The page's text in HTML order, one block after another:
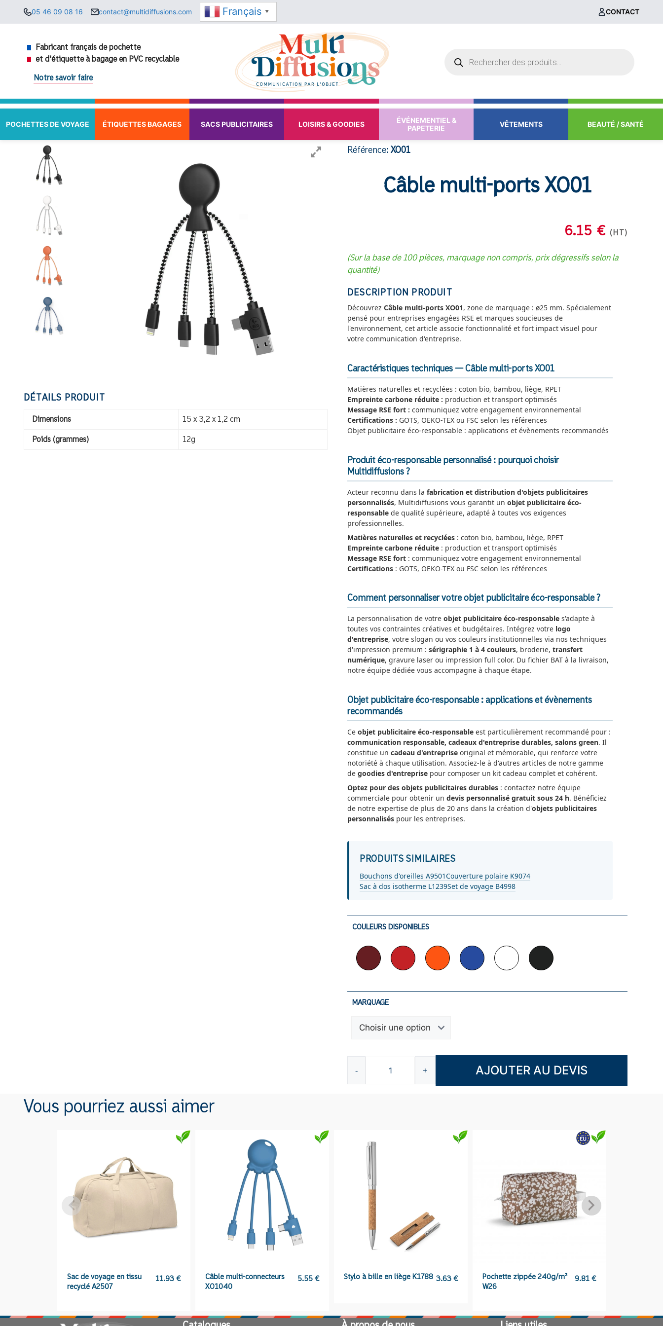
05 46 09 08 16 contact@multidiffusions.com Français ▼ CONTACT
Fabricant français de pochette
et d'étiquette à bagage en PVC recyclable
Notre savoir faire
produits
POCHETTES DE VOYAGE ÉTIQUETTES BAGAGES SACS PUBLICITAIRES LOISIRS & GOODIES
ÉVÉNEMENTIEL &
PAPETERIE
VÊTEMENTS BEAUTÉ / SANTÉ
DÉTAILS PRODUIT
Dimensions 15 x 3,2 x 1,2 cm
Poids (grammes) 12g
Référence: XO01
Câble multi-ports XO01
6.15 € (HT)
(Sur la base de 100 pièces, marquage non compris, prix dégressifs selon la
quantité)
DESCRIPTION PRODUIT
Découvrez Câble multi-ports XO01, zone de marquage : ø25 mm. Spécialement
pensé pour entreprises engagées RSE et marques soucieuses de
l'environnement, cet article associe fonctionnalité et fort impact visuel pour
votre communication d'entreprise.
Caractéristiques techniques — Câble multi-ports XO01
Matières naturelles et recyclées : coton bio, bambou, liège, RPET
Empreinte carbone réduite : production et transport optimisés
Message RSE fort : communiquez votre engagement environnemental
Certifications : GOTS, OEKO-TEX ou FSC selon les références
Objet publicitaire éco-responsable : applications et évènements recommandés
Produit éco-responsable personnalisé : pourquoi choisir
Multidiffusions ?
Acteur reconnu dans la fabrication et distribution d'objets publicitaires
personnalisés, Multidiffusions vous garantit un objet publicitaire éco-
responsable de qualité supérieure, adapté à toutes vos exigences
professionnelles.
Matières naturelles et recyclées : coton bio, bambou, liège, RPET
Empreinte carbone réduite : production et transport optimisés
Message RSE fort : communiquez votre engagement environnemental
Certifications : GOTS, OEKO-TEX ou FSC selon les références
Comment personnaliser votre objet publicitaire éco-responsable ?
La personnalisation de votre objet publicitaire éco-responsable s'adapte à
toutes vos contraintes créatives et budgétaires. Intégrez votre logo
d'entreprise, votre slogan ou vos couleurs institutionnelles via nos techniques
d'impression premium : sérigraphie 1 à 4 couleurs, broderie, transfert
numérique, gravure laser ou impression full color. Du fichier BAT à la livraison,
notre équipe dédiée vous accompagne à chaque étape.
Objet publicitaire éco-responsable : applications et évènements
recommandés
Ce objet publicitaire éco-responsable est particulièrement recommandé pour :
communication responsable, cadeaux d'entreprise durables, salons green. Il
constitue un cadeau d'entreprise original et mémorable, qui renforce votre
notoriété à chaque utilisation. Associez-le à d'autres articles de notre gamme
de goodies d'entreprise pour composer un kit cadeau complet et cohérent.
Optez pour des objets publicitaires durables : contactez notre équipe
commerciale pour obtenir un devis personnalisé gratuit sous 24 h. Bénéficiez
de notre expertise de plus de 20 ans dans la création d'objets publicitaires
personnalisés pour les entreprises.
PRODUITS SIMILAIRES
Bouchons d'oreilles A9501Couverture polaire K9074
Sac à dos isotherme L1239Set de voyage B4998
COULEURS DISPONIBLES
MARQUAGE
-
quantité
de
+ AJOUTER AU DEVIS
Vous pourriez aussi aimer
Sac de voyage en tissu
recyclé A2507
11.93€
Câble multi-connecteurs
XO1040
5.55 € Stylo à bille en liège K1788 3.63 €
Pochette zippée 240g/m²
W26
9.81€